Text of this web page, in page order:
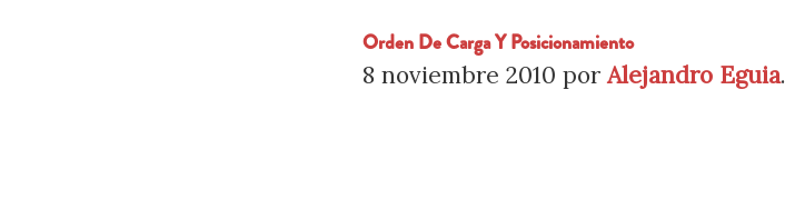
Orden De Carga Y Posicionamiento
8 noviembre 2010 porAlejandro Eguia.